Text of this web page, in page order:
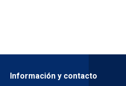
Información y contacto